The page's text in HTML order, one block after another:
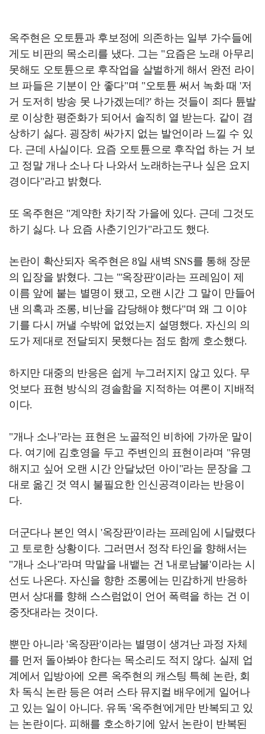
옥주현은 오토튠과 후보정에 의존하는 일부 가수들에
게도 비판의 목소리를 냈다. 그는 "요즘은 노래 아무리
못해도 오토튠으로 후작업을 살벌하게 해서 완전 라이
브 파들은 기분이 안 좋다"며 "오토튠 써서 녹화 때 '저
거 도저히 방송 못 나가겠는데?' 하는 것들이 죄다 튠발
로 이상한 평준화가 되어서 솔직히 열 받는다. 같이 겸
상하기 싫다. 굉장히 싸가지 없는 발언이라 느낄 수 있
다. 근데 사실이다. 요즘 오토튠으로 후작업 하는 거 보
고 정말 개나 소나 다 나와서 노래하는구나 싶은 요지
경이다"라고 밝혔다.
또 옥주현은 "계약한 차기작 가을에 있다. 근데 그것도
하기 싫다. 나 요즘 사춘기인가"라고도 했다.
논란이 확산되자 옥주현은 8일 새벽 SNS를 통해 장문
의 입장을 밝혔다. 그는 "'옥장판'이라는 프레임이 제
이름 앞에 붙는 별명이 됐고, 오랜 시간 그 말이 만들어
낸 의혹과 조롱, 비난을 감당해야 했다"며 왜 그 이야
기를 다시 꺼낼 수밖에 없었는지 설명했다. 자신의 의
도가 제대로 전달되지 못했다는 점도 함께 호소했다.
하지만 대중의 반응은 쉽게 누그러지지 않고 있다. 무
엇보다 표현 방식의 경솔함을 지적하는 여론이 지배적
이다.
"개나 소나"라는 표현은 노골적인 비하에 가까운 말이
다. 여기에 김호영을 두고 주변인의 표현이라며 "유명
해지고 싶어 오랜 시간 안달났던 아이"라는 문장을 그
대로 옮긴 것 역시 불필요한 인신공격이라는 반응이
다.
더군다나 본인 역시 '옥장판'이라는 프레임에 시달렸다
고 토로한 상황이다. 그러면서 정작 타인을 향해서는
"개나 소나"라며 막말을 내뱉는 건 '내로남불'이라는 시
선도 나온다. 자신을 향한 조롱에는 민감하게 반응하
면서 상대를 향해 스스럼없이 언어 폭력을 하는 건 이
중잣대라는 것이다.
뿐만 아니라 '옥장판'이라는 별명이 생겨난 과정 자체
를 먼저 돌아봐야 한다는 목소리도 적지 않다. 실제 업
계에서 입방아에 오른 옥주현의 캐스팅 특혜 논란, 회
차 독식 논란 등은 여러 스타 뮤지컬 배우에게 일어나
고 있는 일이 아니다. 유독 '옥주현'에게만 반복되고 있
는 논란이다. 피해를 호소하기에 앞서 논란이 반복된